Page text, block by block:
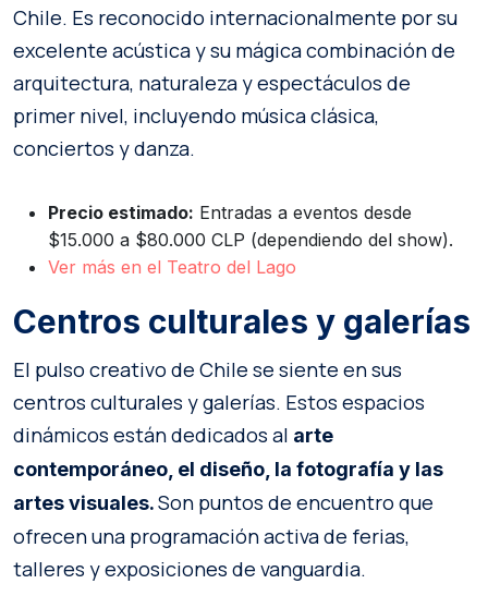
Chile. Es reconocido internacionalmente por su
excelente acústica y su mágica combinación de
arquitectura, naturaleza y espectáculos de
primer nivel, incluyendo música clásica,
conciertos y danza.
Precio estimado: Entradas a eventos desde
$15.000 a $80.000 CLP (dependiendo del show).
Ver más en el Teatro del Lago
Centros culturales y galerías
El pulso creativo de Chile se siente en sus
centros culturales y galerías. Estos espacios
dinámicos están dedicados al arte
contemporáneo, el diseño, la fotografía y las
artes visuales.Son puntos de encuentro que
ofrecen una programación activa de ferias,
talleres y exposiciones de vanguardia.